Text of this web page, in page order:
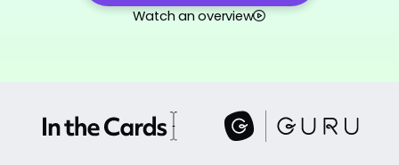
Watch an overview